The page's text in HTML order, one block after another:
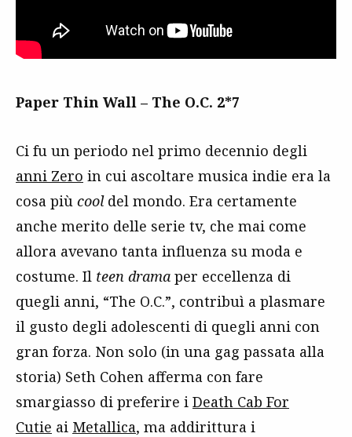
Paper Thin Wall – The O.C. 2*7
Ci fu un periodo nel primo decennio degli
anni Zero in cui ascoltare musica indie era la
cosa più cooldel mondo. Era certamente
anche merito delle serie tv, che mai come
allora avevano tanta influenza su moda e
costume. Il teen drama per eccellenza di
quegli anni, “The O.C.”, contribuì a plasmare
il gusto degli adolescenti di quegli anni con
gran forza. Non solo (in una gag passata alla
storia) Seth Cohen afferma con fare
smargiasso di preferire i Death Cab For
Cutie ai Metallica, ma addirittura i